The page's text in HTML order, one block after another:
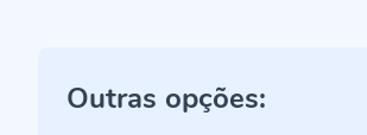
Outras opções: